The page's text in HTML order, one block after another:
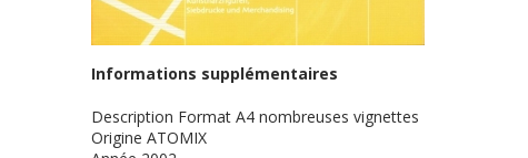
Informations supplémentaires
Description Format A4 nombreuses vignettes
Origine ATOMIX